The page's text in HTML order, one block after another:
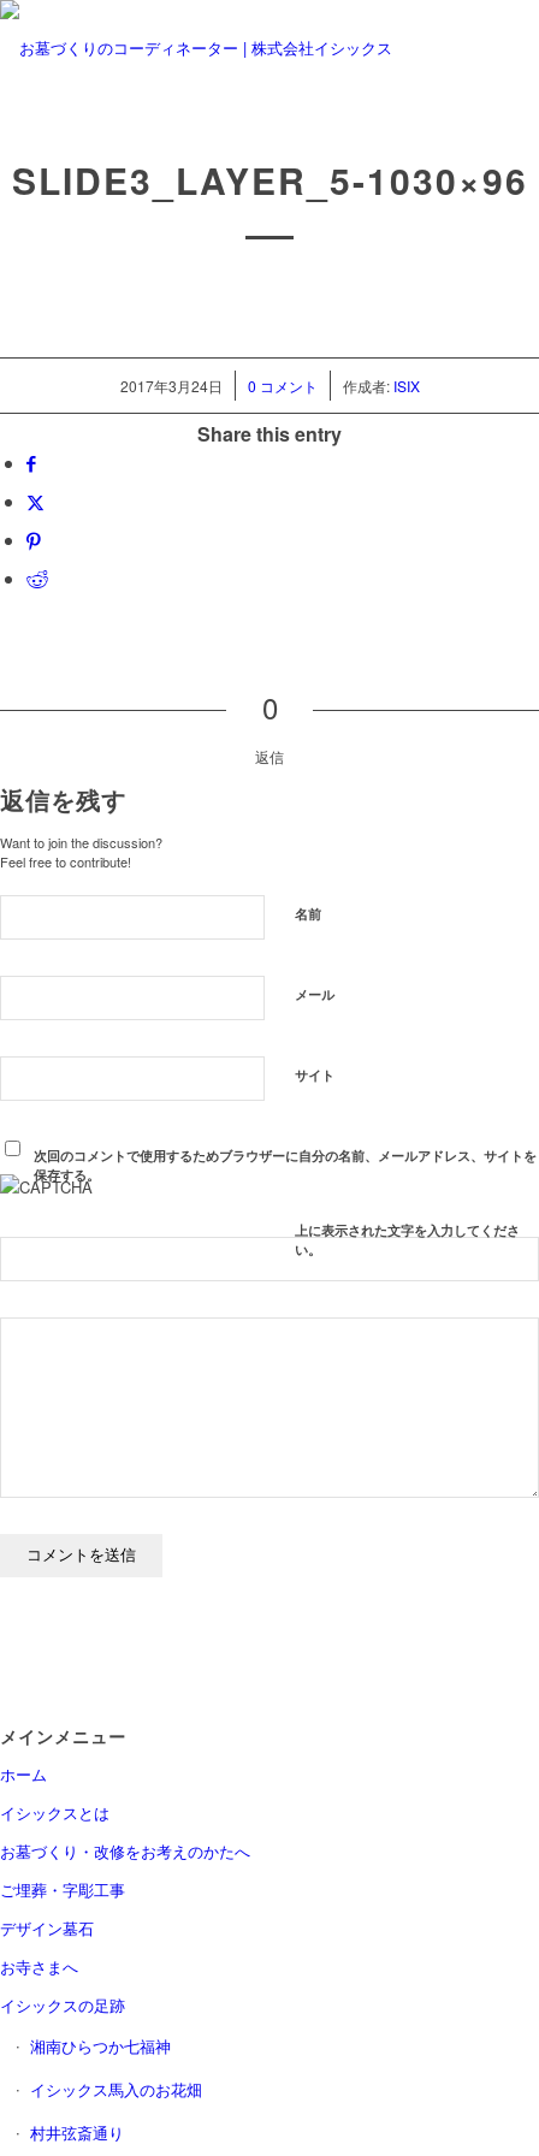
SLIDE3_LAYER_5-1030×96
2017年3月24日
/ 0 コメント
/ 作成者: ISIX
Share this entry
0
返信
返信を残す
Want to join the discussion?
Feel free to contribute!
名前
メール
サイト
次回のコメントで使用するためブラウザーに自分の名前、メールアドレス、サイトを
保存する。
上に表示された文字を入力してくださ
い。
メインメニュー
ホーム
イシックスとは
お墓づくり・改修をお考えのかたへ
ご埋葬・字彫工事
デザイン墓石
お寺さまへ
イシックスの足跡
湘南ひらつか七福神
イシックス馬入のお花畑
村井弦斎通り